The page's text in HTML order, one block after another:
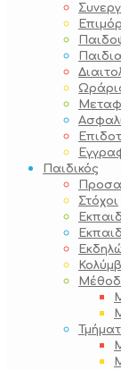
Παιδικός
Στόχοι